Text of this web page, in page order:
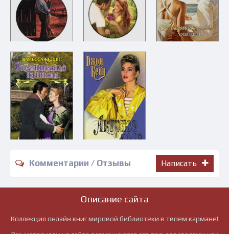
Комментарии / Отзывы Написать
Описание сайта
Коллекция онлайн книг мировой библиотеки в твоем кармане!